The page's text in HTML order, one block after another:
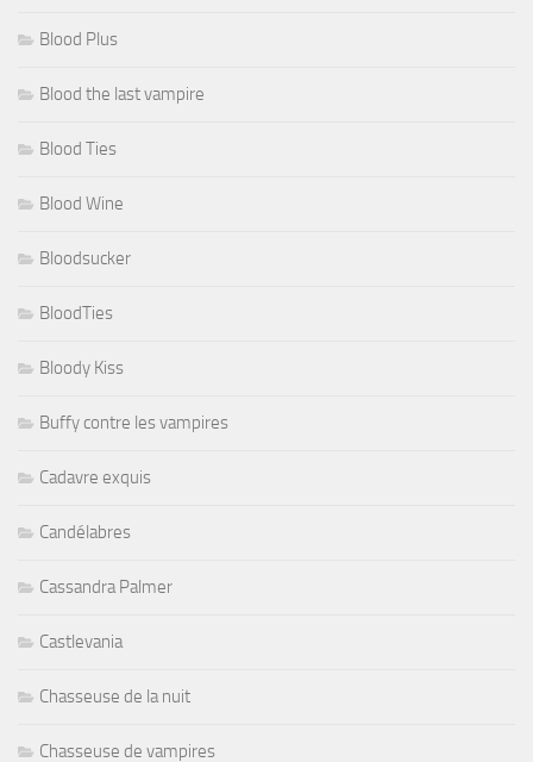
Blood Plus
Blood the last vampire
Blood Ties
Blood Wine
Bloodsucker
BloodTies
Bloody Kiss
Buffy contre les vampires
Cadavre exquis
Candélabres
Cassandra Palmer
Castlevania
Chasseuse de la nuit
Chasseuse de vampires